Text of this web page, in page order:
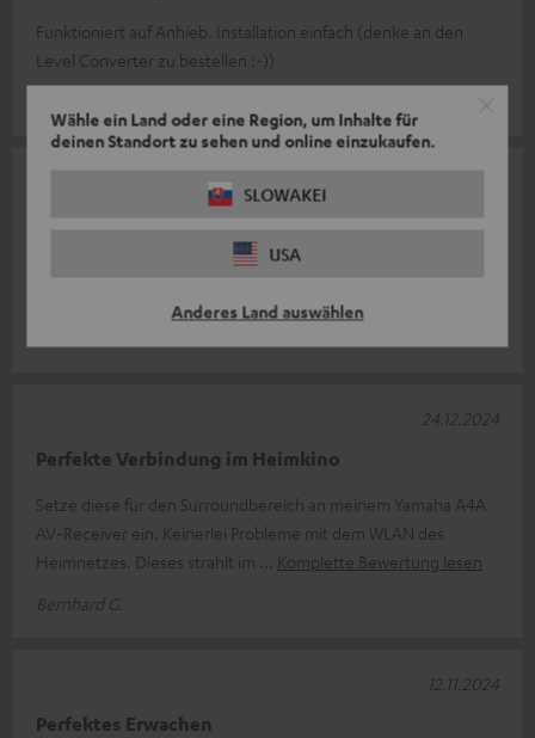
Wähle ein Land oder eine Region, um Inhalte für
deinen Standort zu sehen und online einzukaufen.
SLOWAKEI
USA
Anderes Land auswählen
Funktioniert auf Anhieb. Installation einfach (denke an den
Level Converter zu bestellen :-))
Ich bin sowas von zufrieden . Selbst hir bei mir mit vielen
Perfekte Verbindung im Heimkino
Setze diese für den Surroundbereich an meinem Yamaha A4A
AV-Receiver ein. Keinerlei Probleme mit dem WLAN des
Heimnetzes. Dieses strahlt im
Komplette Bewertung lesen
Bernhard G.
24.12.2024
Perfektes Erwachen
12.11.2024